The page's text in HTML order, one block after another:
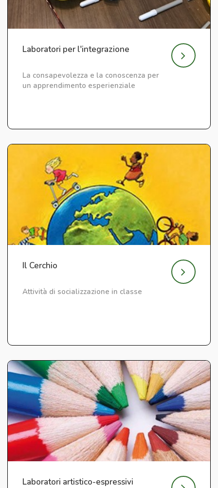
Laboratori per l'integrazione
La consapevolezza e la conoscenza per
un apprendimento esperienziale
Il Cerchio
Attività di socializzazione in classe
Laboratori artistico-espressivi